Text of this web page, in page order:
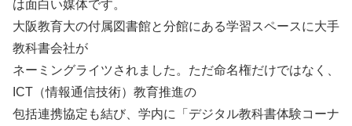
は面白い媒体です。
大阪教育大の付属図書館と分館にある学習スペースに大手
教科書会社が
ネーミングライツされました。ただ命名権だけではなく、
ICT（情報通信技術）教育推進の
包括連携協定も結び、学内に「デジタル教科書体験コーナ